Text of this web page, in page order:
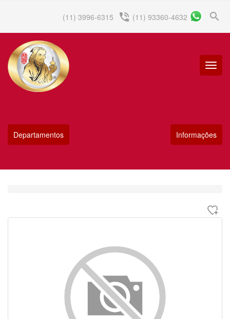
search
(11) 3996-6315 phone_in_talk (11) 93360-4632
Menu
Departamentos Informações